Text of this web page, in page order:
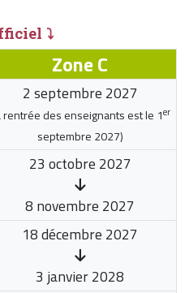
⤵
Zone C
2 septembre 2027
rentrée des enseignants est le 1er
septembre 2027)
23 octobre 2027
8 novembre 2027
18 décembre 2027
3 janvier 2028